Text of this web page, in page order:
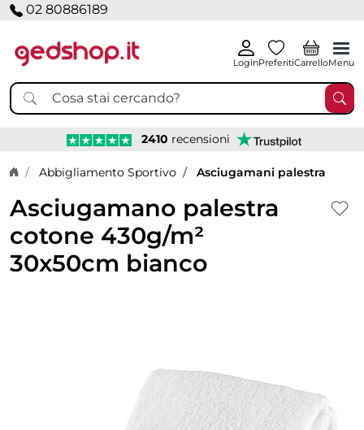
02 80886189
LoginPreferitiCarrelloMenu
2410 recensioni
Home page
Abbigliamento Sportivo Asciugamani palestra
Asciugamano palestra
cotone 430g/m²
30x50cm bianco